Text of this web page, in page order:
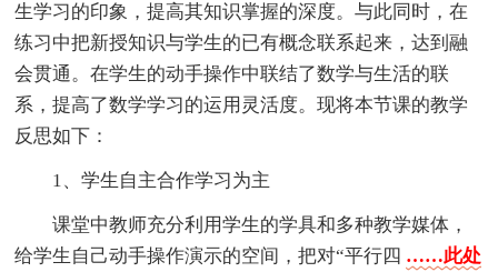
生学习的印象，提高其知识掌握的深度。与此同时，在
练习中把新授知识与学生的已有概念联系起来，达到融
会贯通。在学生的动手操作中联结了数学与生活的联
系，提高了数学学习的运用灵活度。现将本节课的教学
反思如下：
1、学生自主合作学习为主
课堂中教师充分利用学生的学具和多种教学媒体，
给学生自己动手操作演示的空间，把对“平行四 ……此处